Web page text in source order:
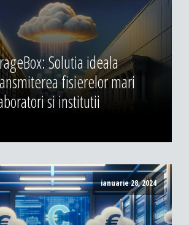
Solutia ideala
fisierelor mari
si institutii
ianuarie 28, 2024